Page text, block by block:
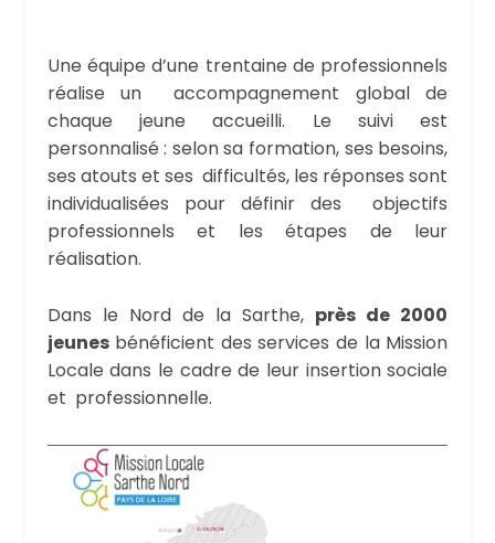
Une équipe d’une trentaine de professionnels
réalise un accompagnement global de
chaque jeune accueilli. Le suivi est
personnalisé : selon sa formation, ses besoins,
ses atouts et ses difficultés, les réponses sont
individualisées pour définir des objectifs
professionnels et les étapes de leur
réalisation.
Dans le Nord de la Sarthe, près de 2000
jeunesbénéficient des services de la Mission
Locale dans le cadre de leur insertion sociale
et professionnelle.